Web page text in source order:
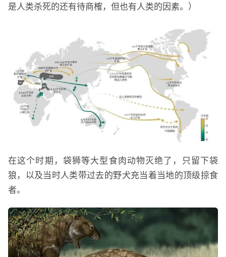
是人类杀死的还有待商榷，但也有人类的因素。）
在这个时期，袋狮等大型食肉动物灭绝了，只留下袋
狼，以及当时人类带过去的野犬充当着当地的顶级掠食
者。